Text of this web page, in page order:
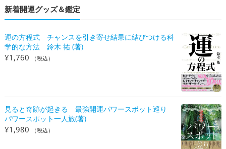
新着開運グッズ＆鑑定
運の方程式 チャンスを引き寄せ結果に結びつける科
学的な方法 鈴木 祐 (著)
¥1,760 （税込）
見ると奇跡が起きる 最強開運パワースポット巡り
パワースポット一人旅(著)
¥1,980 （税込）